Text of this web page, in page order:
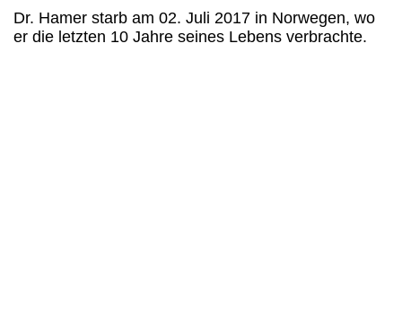
Dr. Hamer starb am 02. Juli 2017 in Norwegen, wo
er die letzten 10 Jahre seines Lebens verbrachte.